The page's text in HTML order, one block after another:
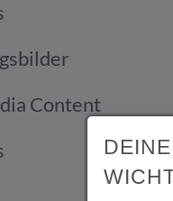
Content